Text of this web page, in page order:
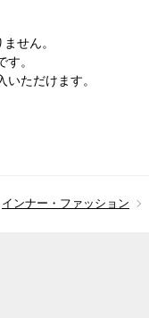
せん。
す。
ただけます。
インナー・ファッション